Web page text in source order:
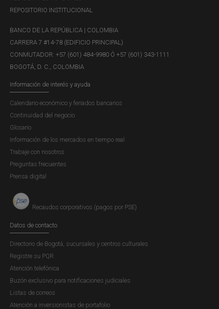
LUNES, 3 DE AGOSTO DE 2026
Borradores de Economía - Estimación
de la densidad y pruebas de
especificación para modelos de
regresión no paramétrica
Descargar (sólo en inglés)
LUNES, 3 DE AGOSTO DE 2026
Recuadro 1: Fenómeno de El Niño -
Informe de la Junta Directiva al
Congreso de la República, julio de
2026
Descargar
Paginación
REPOSITORIO INSTITUCIONAL
BANCO DE LA REPÚBLICA | COLOMBIA
CARRERA 7 #14-78 (EDIFICIO PRINCIPAL)
CONMUTADOR: +57 (601) 484-9980 Ó +57 (601) 343-1111
BOGOTÁ, D. C., COLOMBIA
Información de interés y ayuda
Calendario económico y feriados bancarios
Continuidad del negocio
Glosario
Información de los mercados en tiempo real
Trabaje con nosotros
Preguntas frecuentes
Prensa digital
Recaudos corporativos (pagos por PSE)
Datos de contacto
Directorio de Bogotá, sucursales y centros culturales
Registre su PQR
Atención telefónica
Buzón exclusivo para notificaciones judiciales
Listas de correos
Atención a inversionistas de portafolio